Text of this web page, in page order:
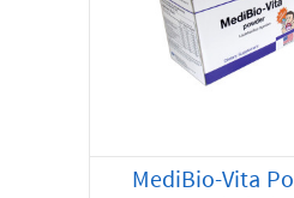
MediBio-Vita